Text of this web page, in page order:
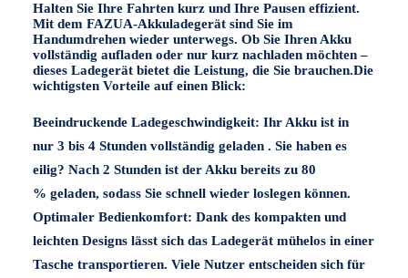
Halten Sie Ihre Fahrten kurz und Ihre Pausen effizient.
Mit dem FAZUA-Akkuladegerät sind Sie im
Handumdrehen wieder unterwegs. Ob Sie Ihren Akku
vollständig aufladen oder nur kurz nachladen möchten –
dieses Ladegerät bietet die Leistung, die Sie brauchen.Die
wichtigsten Vorteile auf einen Blick:
Beeindruckende Ladegeschwindigkeit: Ihr Akku ist in
nur 3 bis 4 Stunden vollständig geladen . Sie haben es
eilig? Nach 2 Stunden ist der Akku bereits zu 80
% geladen, sodass Sie schnell wieder loslegen können.
Optimaler Bedienkomfort: Dank des kompakten und
leichten Designs lässt sich das Ladegerät mühelos in einer
Tasche transportieren. Viele Nutzer entscheiden sich für